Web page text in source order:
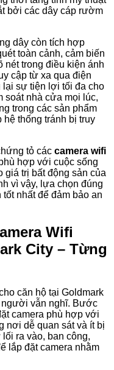
bởi các dây cáp rườm
dây còn tích hợp
toàn cảnh, cảm biến
nét trong điều kiện ánh
cập từ xa qua điện
lại sự tiện lợi tối đa cho
soát nhà cửa mọi lúc,
trong các sản phẩm
hệ thống tránh bị truy
tỏ các camera wifi
hợp với cuộc sống
giá trị bất động sản của
vì vậy, lựa chọn đúng
nhất để đảm bảo an
Wifi
City – Từng
căn hộ tại Goldmark
vẫn nghĩ. Bước
camera phù hợp với
nơi dễ quan sát và ít bị
ra vào, ban công,
lắp đặt camera nhằm